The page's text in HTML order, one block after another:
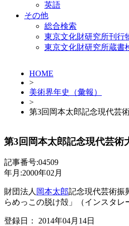
英語
その他
総合検索
東京文化財研究所刊行
東京文化財研究所蔵書
HOME
>
美術界年史（彙報）
>
第3回岡本太郎記念現代芸
第3回岡本太郎記念現代芸術
記事番号:04509
年月:2000年02月
財団法人 岡本太郎記念現代芸術振
らめっこの脱け殻」（インスタレ
登録日： 2014年04月14日